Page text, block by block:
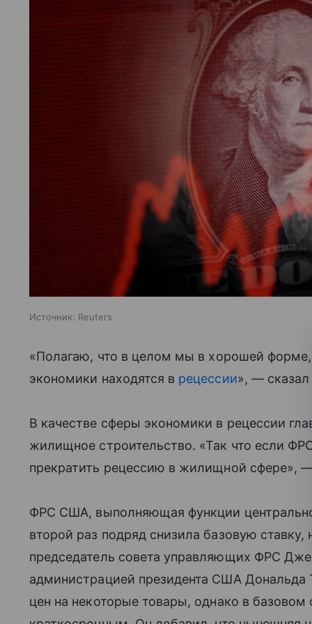
Источник: Reuters
«Полагаю, что в целом мы в хорошей форме,
экономики находятся в рецессии», — сказал
В качестве сферы экономики в рецессии
жилищное строительство. «Так что если ФРС
прекратить рецессию в жилищной сфере»,
ФРС США, выполняющая функции
второй раз подряд снизила базовую
председатель совета управляющих ФРС
администрацией президента США
цен на некоторые товары, однако в